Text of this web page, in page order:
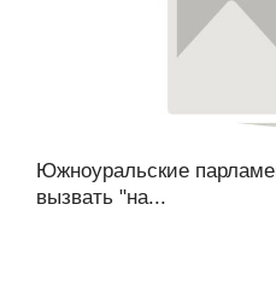
Южноуральские
вызвать "на...